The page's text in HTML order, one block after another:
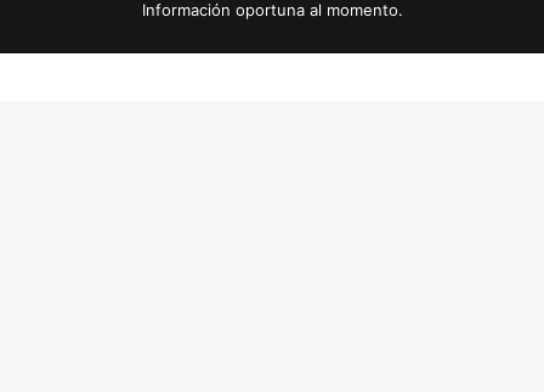
Información oportuna al momento.